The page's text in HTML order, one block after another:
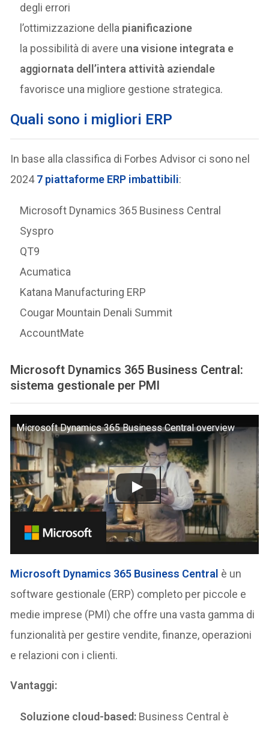
degli errori
l’ottimizzazione della pianificazione
la possibilità di avere una visione integrata e
aggiornata dell’intera attività aziendale
favorisce una migliore gestione strategica.
Quali sono i migliori ERP
In base alla classifica di Forbes Advisor ci sono nel
20247 piattaforme ERP imbattibili:
Microsoft Dynamics 365 Business Central
Syspro
QT9
Acumatica
Katana Manufacturing ERP
Cougar Mountain Denali Summit
AccountMate
Microsoft Dynamics 365 Business Central:
sistema gestionale per PMI
Microsoft Dynamics 365 Business Central overview
Microsoft Dynamics 365 Business Central è un
software gestionale (ERP) completo per piccole e
medie imprese (PMI) che offre una vasta gamma di
funzionalità per gestire vendite, finanze, operazioni
e relazioni con i clienti.
Vantaggi:
Soluzione cloud-based: Business Central è